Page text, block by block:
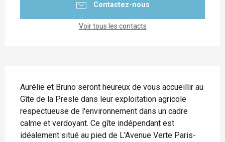
Contactez-nous
Voir tous les contacts
Aurélie et Bruno seront heureux de vous accueillir au
Gîte de la Presle dans leur exploitation agricole
respectueuse de l'environnement dans un cadre
calme et verdoyant. Ce gîte indépendant est
idéalement situé au pied de L'Avenue Verte Paris-